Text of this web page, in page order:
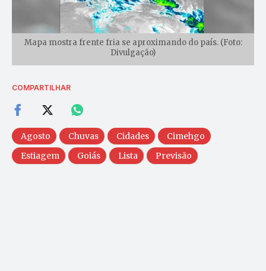
Mapa mostra frente fria se aproximando do país. (Foto:
Divulgação)
COMPARTILHAR
Agosto Chuvas Cidades
Cimehgo
Estiagem
Goiás Lista Previsão